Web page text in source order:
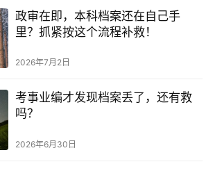
政审在即，本科档案还在自己手
里？抓紧按这个流程补救！
2026年7月2日
考事业编才发现档案丢了，还有救
吗？
2026年6月30日